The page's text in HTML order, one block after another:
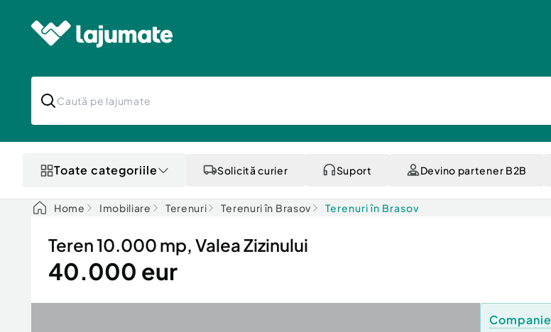
Toate categoriile Solicită curier Suport Devino partener B2B
Home Imobiliare Terenuri Terenuri în Brasov Terenuri în Brasov
Teren 10.000 mp, Valea Zizinului
40.000 eur
Companie